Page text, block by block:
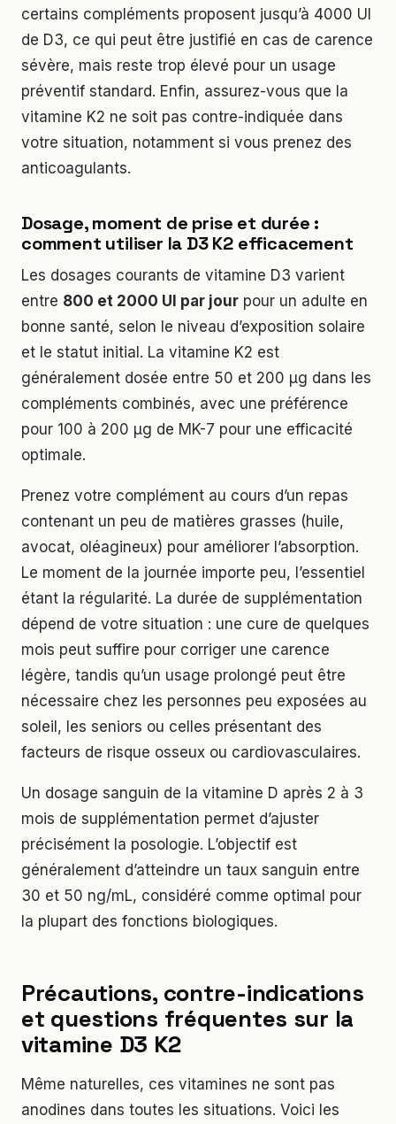
certains compléments proposent jusqu’à 4000 UI
de D3, ce qui peut être justifié en cas de carence
sévère, mais reste trop élevé pour un usage
préventif standard. Enfin, assurez-vous que la
vitamine K2 ne soit pas contre-indiquée dans
votre situation, notamment si vous prenez des
anticoagulants.
Dosage, moment de prise et durée :
comment utiliser la D3 K2 efficacement
Les dosages courants de vitamine D3 varient
entre 800 et 2000 UI par jour pour un adulte en
bonne santé, selon le niveau d’exposition solaire
et le statut initial. La vitamine K2 est
généralement dosée entre 50 et 200 µg dans les
compléments combinés, avec une préférence
pour 100 à 200 µg de MK-7 pour une efficacité
optimale.
Prenez votre complément au cours d’un repas
contenant un peu de matières grasses (huile,
avocat, oléagineux) pour améliorer l’absorption.
Le moment de la journée importe peu, l’essentiel
étant la régularité. La durée de supplémentation
dépend de votre situation : une cure de quelques
mois peut suffire pour corriger une carence
légère, tandis qu’un usage prolongé peut être
nécessaire chez les personnes peu exposées au
soleil, les seniors ou celles présentant des
facteurs de risque osseux ou cardiovasculaires.
Un dosage sanguin de la vitamine D après 2 à 3
mois de supplémentation permet d’ajuster
précisément la posologie. L’objectif est
généralement d’atteindre un taux sanguin entre
30 et 50 ng/mL, considéré comme optimal pour
la plupart des fonctions biologiques.
Précautions, contre-indications
et questions fréquentes sur la
vitamine D3 K2
Même naturelles, ces vitamines ne sont pas
anodines dans toutes les situations. Voici les